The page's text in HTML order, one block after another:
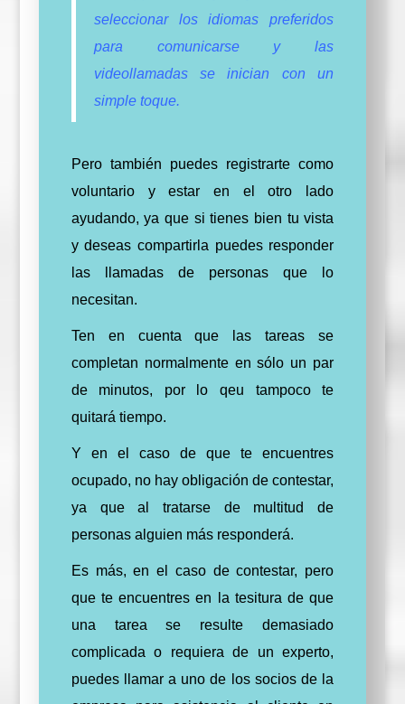
seleccionar los idiomas preferidos
para comunicarse y las
videollamadas se inician con un
simple toque.
Pero también puedes registrarte como
voluntario y estar en el otro lado
ayudando, ya que si tienes bien tu vista
y deseas compartirla puedes responder
las llamadas de personas que lo
necesitan.
Ten en cuenta que las tareas se
completan normalmente en sólo un par
de minutos, por lo qeu tampoco te
quitará tiempo.
Y en el caso de que te encuentres
ocupado, no hay obligación de contestar,
ya queal tratarse de multitud de
personas alguien más responderá.
Es más, en el caso de contestar, pero
que te encuentres en la tesitura de que
una tarea se resulte demasiado
complicada o requiera de un experto,
puedes llamar a uno de los socios de la